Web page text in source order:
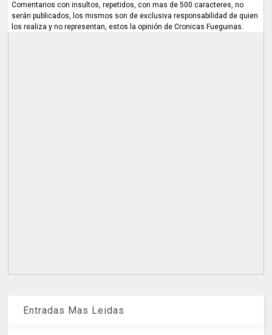
Comentarios con insultos, repetidos, con mas de 500 caracteres, no
serán publicados, los mismos son de exclusiva responsabilidad de quien
los realiza y no representan, estos la opinión de Cronicas Fueguinas.
Entradas Mas Leidas